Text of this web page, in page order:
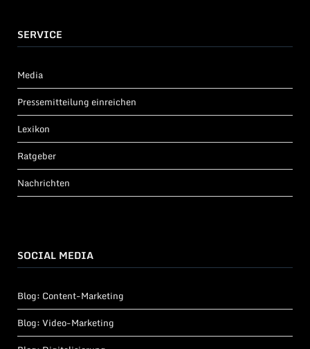
SERVICE
Media
Pressemitteilung einreichen
Lexikon
Ratgeber
Nachrichten
SOCIAL MEDIA
Blog: Content-Marketing
Blog: Video-Marketing